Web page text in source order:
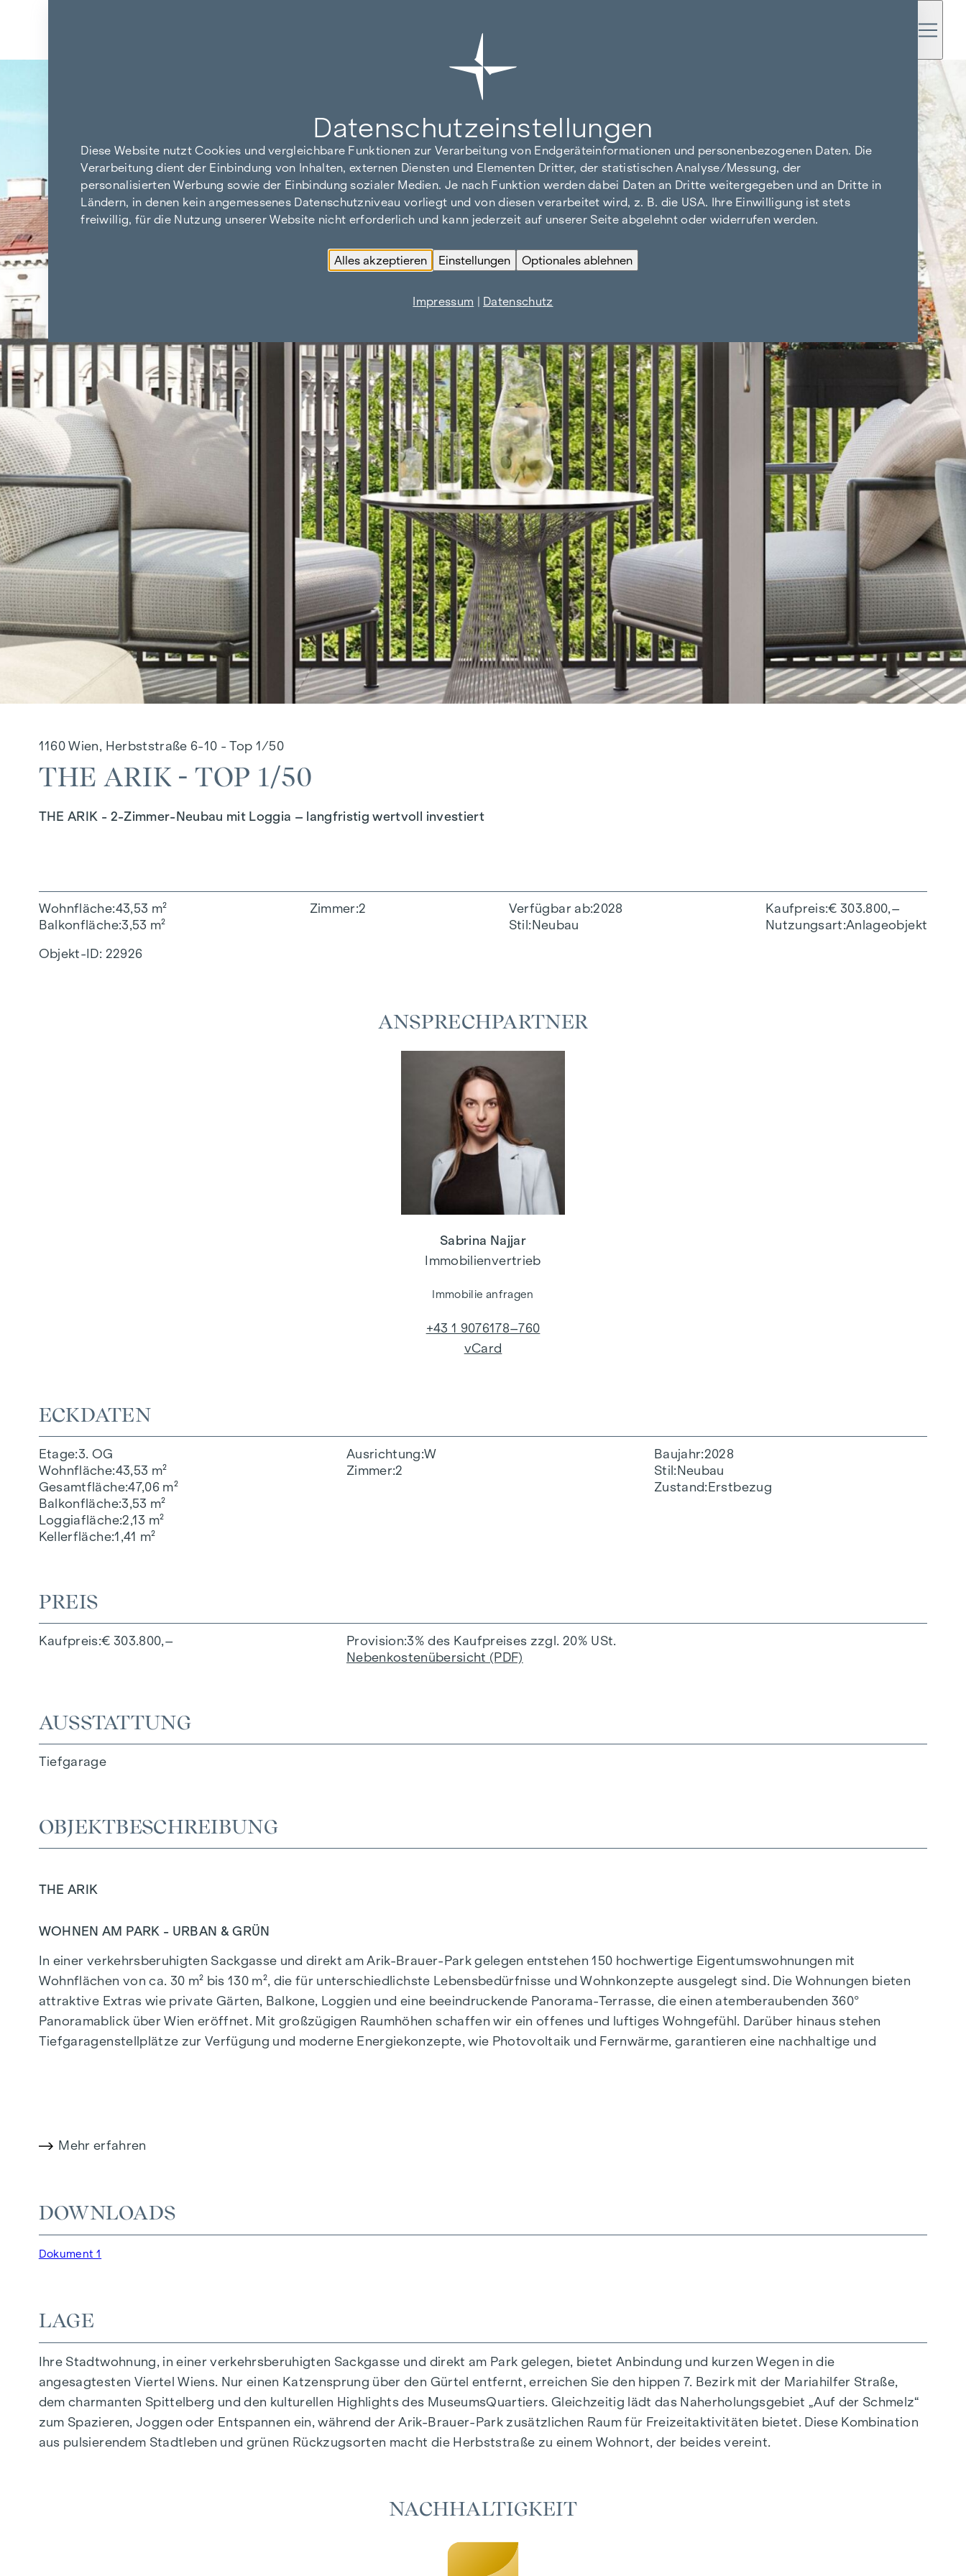
1160 Wien, Herbststraße 6-10 - Top 1/50
THE ARIK - TOP 1/50
THE ARIK - 2-Zimmer-Neubau mit Loggia – langfristig wertvoll investiert
Wohnfläche 43,53 m²
Balkonfläche 3,53 m²
Zimmer 2 Verfügbar ab 2028
Stil Neubau
Kaufpreis € 303.800,–
Nutzungsart Anlageobjekt
Objekt-ID: 22926
ECKDATEN
Etage 3. OG
Wohnfläche 43,53 m²
Gesamtfläche 47,06 m²
Balkonfläche 3,53 m²
Loggiafläche 2,13 m²
Kellerfläche 1,41 m²
Ausrichtung W
Zimmer 2
Baujahr 2028
Stil Neubau
Zustand Erstbezug
PREIS
Kaufpreis € 303.800,– Provision 3% des Kaufpreises zzgl. 20% USt.
Nebenkostenübersicht (PDF)
AUSSTATTUNG
Tiefgarage
OBJEKTBESCHREIBUNG
THE ARIK
WOHNEN AM PARK - URBAN & GRÜN
In einer verkehrsberuhigten Sackgasse und direkt am Arik-Brauer-Park gelegen entstehen 150 hochwertige Eigentumswohnungen mit
Wohnflächen von ca. 30 m² bis 130 m², die für unterschiedlichste Lebensbedürfnisse und Wohnkonzepte ausgelegt sind. Die Wohnungen bieten
attraktive Extras wie private Gärten, Balkone, Loggien und eine beeindruckende Panorama-Terrasse, die einen atemberaubenden 360°
Panoramablick über Wien eröffnet. Mit großzügigen Raumhöhen schaffen wir ein offenes und luftiges Wohngefühl. Darüber hinaus stehen
Tiefgaragenstellplätze zur Verfügung und moderne Energiekonzepte, wie Photovoltaik und Fernwärme, garantieren eine nachhaltige und
1- bis 4-Zimmerwohnungen
Gärten, Balkone, Loggien und Terrassen
Tiefgaragenstellplätze | E-Mobilität
Gemeinschaftsraum
ZUHAUSE ANKOMMEN
In der Herbststraße erwartet Sie ein einzigartiges Wohngefühl, das Design und Geborgenheit auf außergewöhnliche Weise vereint. Die
hochwertige Ausstattung besticht durch sorgfältig ausgewählte Materialien, die zeitlose Eleganz ausstrahlen – ideal auf ein stilvolles, modernes
Leben abgestimmt. Edle Parkettböden und eine Fußbodenheizung sorgen in den Wohnräumen für natürliche Behaglichkeit. Für zusätzlichen
Mehr erfahren
DOWNLOADS
Dokument 1
LAGE
Ihre Stadtwohnung, in einer verkehrsberuhigten Sackgasse und direkt am Park gelegen, bietet Anbindung und kurzen Wegen in die
angesagtesten Viertel Wiens. Nur einen Katzensprung über den Gürtel entfernt, erreichen Sie den hippen 7. Bezirk mit der Mariahilfer Straße,
dem charmanten Spittelberg und den kulturellen Highlights des MuseumsQuartiers. Gleichzeitig lädt das Naherholungsgebiet „Auf der Schmelz“
zum Spazieren, Joggen oder Entspannen ein, während der Arik-Brauer-Park zusätzlichen Raum für Freizeitaktivitäten bietet. Diese Kombination
aus pulsierendem Stadtleben und grünen Rückzugsorten macht die Herbststraße zu einem Wohnort, der beides vereint.
ANSPRECHPARTNER
Sabrina Najjar
Immobilienvertrieb
Immobilie anfragen
+43 1 9076178–760
vCard
NACHHALTIGKEIT
Datenschutz­einstellungen
Diese Website nutzt Cookies und vergleichbare Funktionen zur Verarbeitung von Endgeräteinformationen und personenbezogenen Daten. Die
Verarbeitung dient der Einbindung von Inhalten, externen Diensten und Elementen Dritter, der statistischen Analyse/Messung, der
personalisierten Werbung sowie der Einbindung sozialer Medien. Je nach Funktion werden dabei Daten an Dritte weitergegeben und an Dritte in
Ländern, in denen kein angemessenes Datenschutzniveau vorliegt und von diesen verarbeitet wird, z. B. die USA. Ihre Einwilligung ist stets
freiwillig, für die Nutzung unserer Website nicht erforderlich und kann jederzeit auf unserer Seite abgelehnt oder widerrufen werden.
Alles akzeptieren Einstellungen Optionales ablehnen
Impressum | Datenschutz